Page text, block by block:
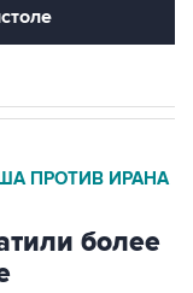
более
Ирана